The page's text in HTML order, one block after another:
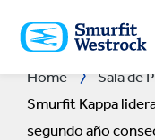
AL
CONTENIDO
PRINCIPAL
Home Sala de
Smurfit Kappa
segundo año